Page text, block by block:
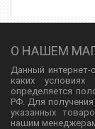
О НАШЕМ
Данный
каких
определяется
РФ. Для
указанных
нашим